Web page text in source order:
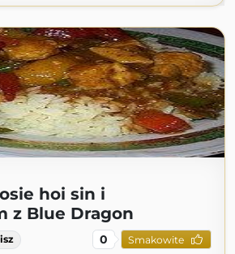
hoi sin i
z Blue Dragon
0 Smakowite